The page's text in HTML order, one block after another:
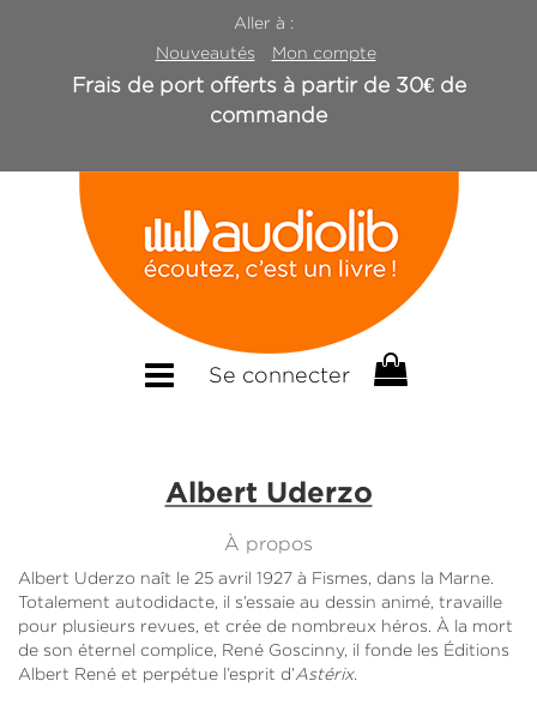
Aller à :
Nouveautés
Mon compte
Frais de port offerts à partir de 30€ de
commande
Se connecter
Albert Uderzo
À propos
Albert Uderzo naît le 25 avril 1927 à Fismes, dans la Marne.
Totalement autodidacte, il s’essaie au dessin animé, travaille
pour plusieurs revues, et crée de nombreux héros. À la mort
de son éternel complice, René Goscinny, il fonde les Éditions
Albert René et perpétue l’esprit d’Astérix.